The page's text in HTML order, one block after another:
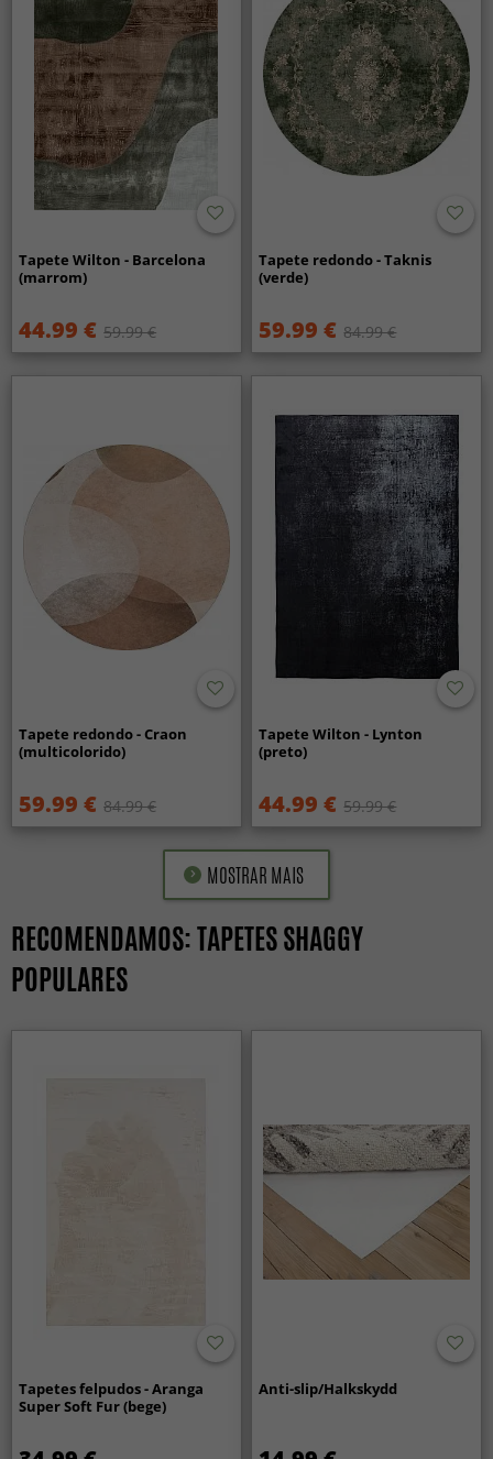
Tapete Wilton - Barcelona
(marrom)
44.99 € 59.99 €
Tapete redondo - Taknis
(verde)
59.99 € 84.99 €
Tapete redondo - Craon
(multicolorido)
59.99 € 84.99 €
Tapete Wilton - Lynton
(preto)
44.99 € 59.99 €
MOSTRAR MAIS
RECOMENDAMOS: TAPETES SHAGGY
POPULARES
Tapetes felpudos - Aranga
Super Soft Fur (bege)
Anti-slip/Halkskydd